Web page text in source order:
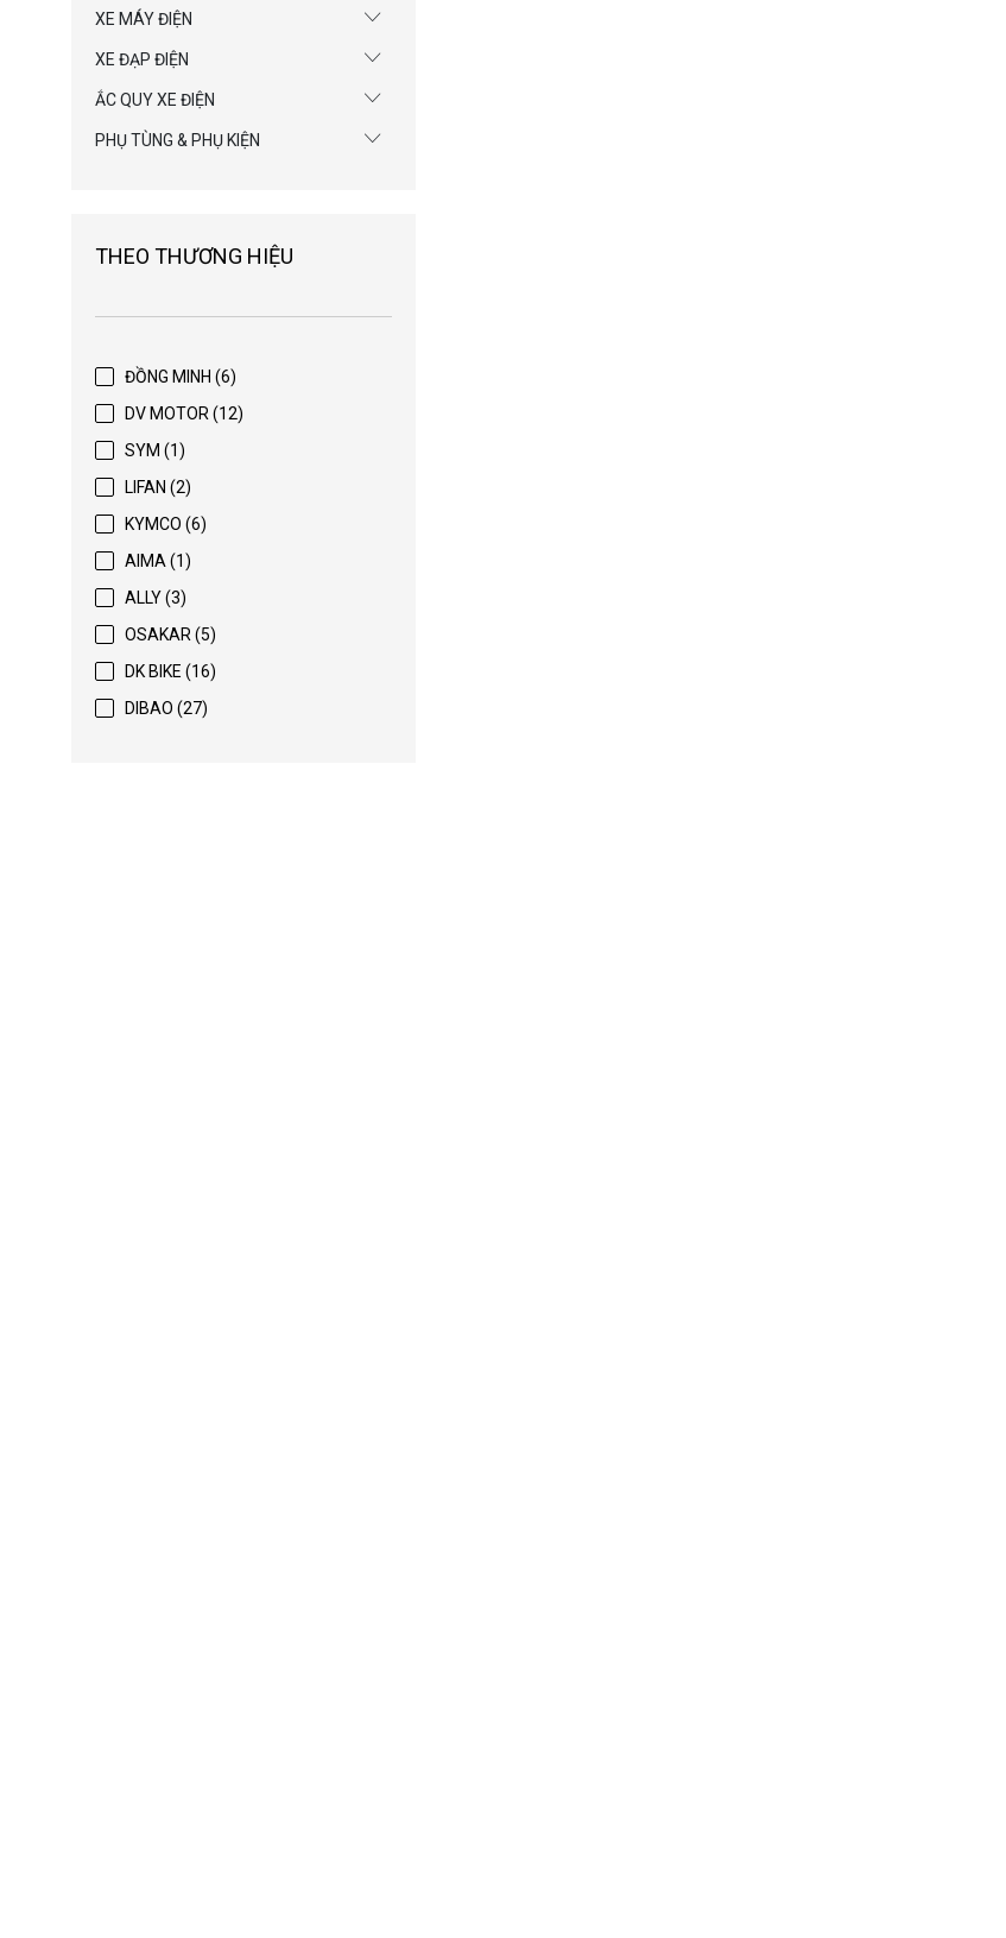
XE MÁY ĐIỆN
XE ĐẠP ĐIỆN
ẮC QUY XE ĐIỆN
PHỤ TÙNG & PHỤ KIỆN
THEO THƯƠNG HIỆU
ĐỒNG MINH (6)
DV MOTOR (12)
SYM (1)
LIFAN (2)
KYMCO (6)
AIMA (1)
ALLY (3)
OSAKAR (5)
DK BIKE (16)
DIBAO (27)